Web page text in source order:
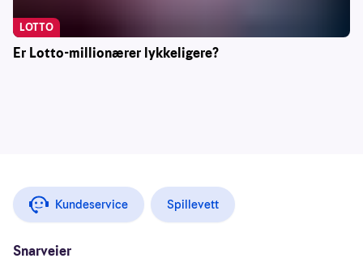
Er Lotto-millionærer lykkeligere?
LOTTO
Kundeservice Spillevett
Snarveier